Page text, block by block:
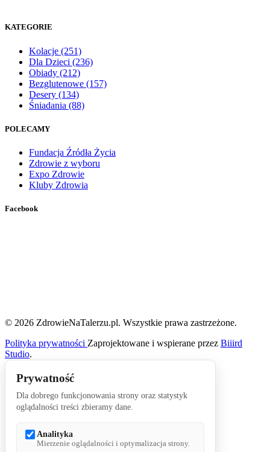
KATEGORIE
Kolacje (251)
Dla Dzieci (236)
Obiady (212)
Bezglutenowe (157)
Desery (134)
Śniadania (88)
POLECAMY
Fundacja Źródła Życia
Zdrowie z wyboru
Expo Zdrowie
Kluby Zdrowia
Facebook
© 2026 ZdrowieNaTalerzu.pl. Wszystkie prawa zastrzeżone.
Polityka prywatności Zaprojektowane i wspierane przez Biiird
Studio.
Prywatność
Dla dobrego funkcjonowania strony oraz statystyk
oglądalności treści zbieramy dane.
Analityka
Mierzenie oglądalności i optymalizacja strony.